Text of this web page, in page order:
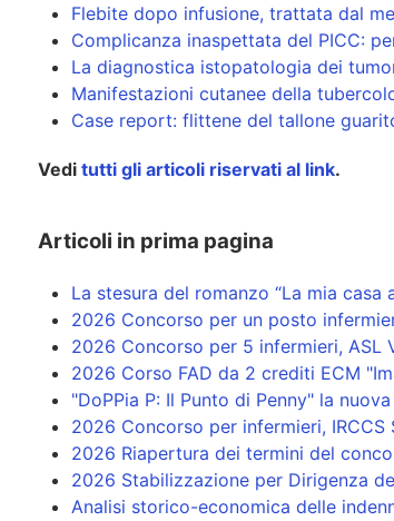
Flebite dopo infusione, trattata dal
Complicanza inaspettata del PICC:
La diagnostica istopatologia dei
Manifestazioni cutanee della
Case report: flittene del tallone
Vedi tutti gli articoli riservati al link.
Articoli in prima pagina
La stesura del romanzo “La mia casa
2026 Concorso per un posto
2026 Concorso per 5 infermieri, ASL
2026 Corso FAD da 2 crediti ECM
"DoPPia P: Il Punto di Penny" la
2026 Concorso per infermieri,
2026 Riapertura dei termini del
2026 Stabilizzazione per Dirigenza
Analisi storico-economica delle